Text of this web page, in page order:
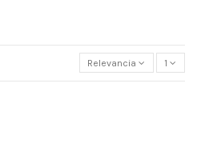
Relevancia 1